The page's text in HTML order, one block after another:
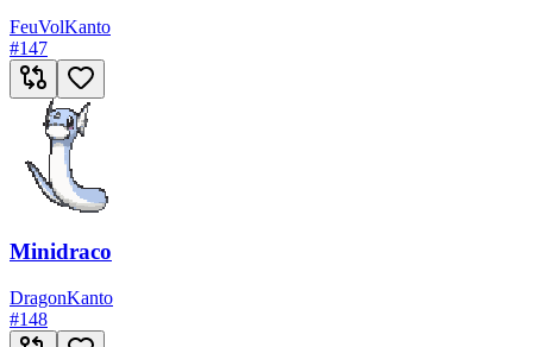
FeuVolKanto
#147
Minidraco
DragonKanto
#148